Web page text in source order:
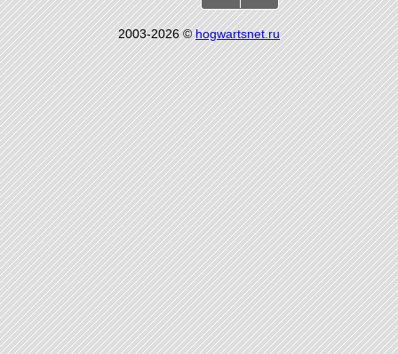
2003-2026 ©hogwartsnet.ru